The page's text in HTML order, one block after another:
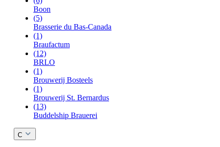
Boon
(5)
Brasserie du Bas-Canada
(1)
Braufactum
(12)
BRLO
(1)
Brouwerij Bosteels
(1)
Brouwerij St. Bernardus
(13)
Buddelship Brauerei
C